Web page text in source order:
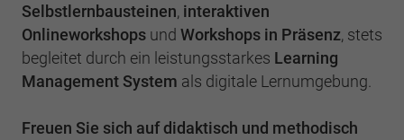
Selbstlernbausteinen, interaktiven
Onlineworkshopsund Workshops in Präsenz, stets
begleitet durch ein leistungsstarkes Learning
Management System als digitale Lernumgebung.
Freuen Sie sich auf didaktisch und methodisch
Laufzeit Sitzungsende
Zweck
Speicherung der Benutzer-ID bei
Name _gid
Anbieter Google Analytics
Laufzeit 1 Tag
Registriert eine eindeutige ID, die verwendet